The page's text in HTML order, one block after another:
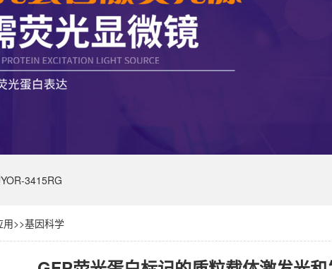
3415RG
用>>基因科学